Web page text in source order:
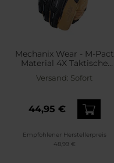
Mechanix Wear - M-Pact
Material 4X Taktische
Handschuhe - Blk/Tan
Versand: Sofort
44,95 €
Empfohlener Herstellerpreis
48,99 €